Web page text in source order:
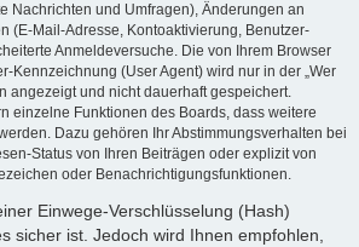
Nachrichten und Umfragen), Änderungen an
(E-Mail-Adresse, Kontoaktivierung, Benutzer-
Anmeldeversuche. Die von Ihrem Browser
Kennzeichnung (User Agent) wird nur in der „Wer
angezeigt und nicht dauerhaft gespeichert.
einzelne Funktionen des Boards, dass weitere
Dazu gehören Ihr Abstimmungsverhalten bei
Status von Ihren Beiträgen oder explizit von
oder Benachrichtigungsfunktionen.
Einwege-Verschlüsselung (Hash)
sicher ist. Jedoch wird Ihnen empfohlen,